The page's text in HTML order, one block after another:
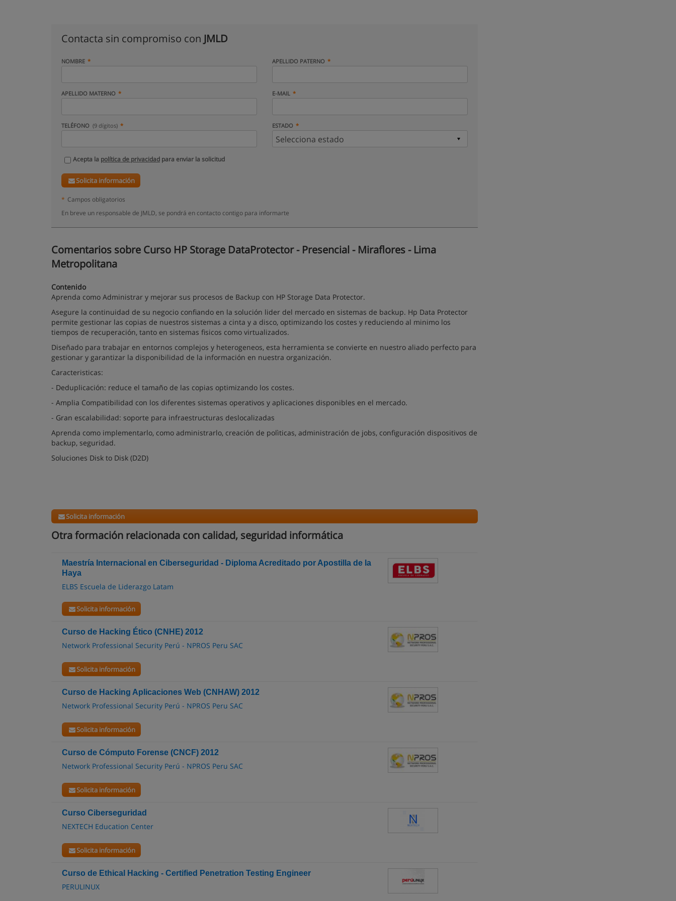
Contacta sin compromiso con JMLD
NOMBRE APELLIDO PATERNO
APELLIDO MATERNO E-MAIL
TELÉFONO (9 dígitos) ESTADO
Acepta la política de privacidad para enviar la solicitud
Solicita información
* Campos obligatorios
En breve un responsable de JMLD, se pondrá en contacto contigo para informarte
Comentarios sobre Curso HP Storage DataProtector - Presencial - Miraflores - Lima
Metropolitana
Contenido
Aprenda como Administrar y mejorar sus procesos de Backup con HP Storage Data Protector.
Asegure la continuidad de su negocio confiando en la solución lider del mercado en sistemas de backup. Hp Data Protector
permite gestionar las copias de nuestros sistemas a cinta y a disco, optimizando los costes y reduciendo al minimo los
tiempos de recuperación, tanto en sistemas fisicos como virtualizados.
Diseñado para trabajar en entornos complejos y heterogeneos, esta herramienta se convierte en nuestro aliado perfecto para
gestionar y garantizar la disponibilidad de la información en nuestra organización.
Caracteristicas:
- Deduplicación: reduce el tamaño de las copias optimizando los costes.
- Amplia Compatibilidad con los diferentes sistemas operativos y aplicaciones disponibles en el mercado.
- Gran escalabilidad: soporte para infraestructuras deslocalizadas
Aprenda como implementarlo, como administrarlo, creación de polìticas, administración de jobs, configuración dispositivos de
backup, seguridad.
Soluciones Disk to Disk (D2D)
Solicita información
Otra formación relacionada con calidad, seguridad informática
Maestría Internacional en Ciberseguridad - Diploma Acreditado por Apostilla de la
Haya
ELBS Escuela de Liderazgo Latam
Solicita información
Curso de Hacking Ético (CNHE) 2012
Network Professional Security Perú - NPROS Peru SAC
Solicita información
Curso de Hacking Aplicaciones Web (CNHAW) 2012
Network Professional Security Perú - NPROS Peru SAC
Solicita información
Curso de Cómputo Forense (CNCF) 2012
Network Professional Security Perú - NPROS Peru SAC
Solicita información
Curso Ciberseguridad
NEXTECH Education Center
Solicita información
Curso de Ethical Hacking - Certified Penetration Testing Engineer
PERULINUX